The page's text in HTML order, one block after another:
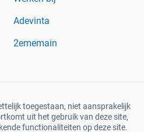
Adevinta
2ememain
toegestaan, niet aansprakelijk
uit het gebruik van deze site,
functionaliteiten op deze site.